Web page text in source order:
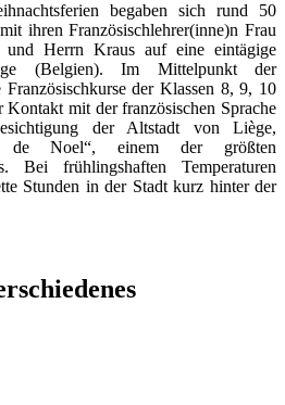
begaben sich rund 50
ihren Französischlehrer(inne)n Frau
und Herrn Kraus auf eine eintägige
(Belgien). Im Mittelpunkt der
der Klassen 8, 9, 10
mit der französischen Sprache
der Altstadt von Liège,
de Noel“, einem der größten
Bei frühlingshaften Temperaturen
Stunden in der Stadt kurz hinter der